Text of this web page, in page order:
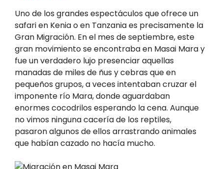
Uno de los grandes espectáculos que ofrece un
safari en Kenia o en Tanzania es precisamente la
Gran Migración. En el mes de septiembre, este
gran movimiento se encontraba en Masai Mara y
fue un verdadero lujo presenciar aquellas
manadas de miles de ñus y cebras que en
pequeños grupos, a veces intentaban cruzar el
imponente río Mara, donde aguardaban
enormes cocodrilos esperando la cena. Aunque
no vimos ninguna cacería de los reptiles,
pasaron algunos de ellos arrastrando animales
que habían cazado no hacía mucho.